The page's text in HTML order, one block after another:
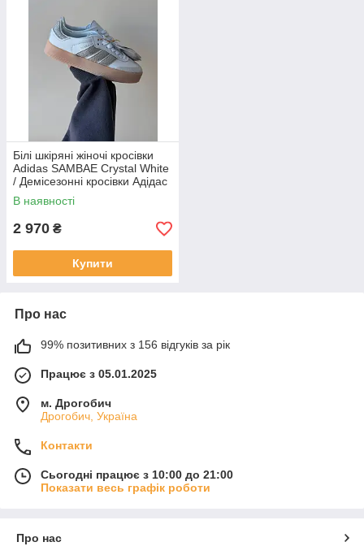
Білі шкіряні жіночі кросівки
Adidas SAMBAE Crystal White
/ Демісезонні кросівки Адідас
самба
В наявності
2 970 ₴
Купити
Про нас
99% позитивних з 156 відгуків за рік
Працює з 05.01.2025
м. Дрогобич
Дрогобич, Україна
Контакти
Сьогодні працює з 10:00 до 21:00
Показати весь графік роботи
Про нас